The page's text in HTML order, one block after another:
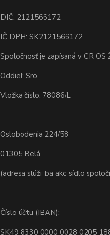
DIČ: 2121566172
IČ DPH: SK2121566172
Spoločnosť je zapísaná v OR OS
Oddiel: Sro.
Vložka číslo: 78086/L
Oslobodenia 224/58
01305 Belá
(adresa slúži iba ako sídlo
Číslo účtu (IBAN):
SK49 8330 0000 0028 0205